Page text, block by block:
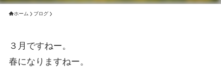
ホーム ブログ
３月ですねー。
春になりますねー。